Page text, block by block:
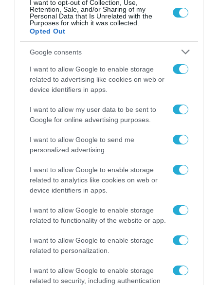
I want to opt-out of Collection, Use,
Retention, Sale, and/or Sharing of my
Personal Data that Is Unrelated with the
Purposes for which it was collected.
Opted Out
Google consents
I want to allow Google to enable storage
related to advertising like cookies on web or
device identifiers in apps.
I want to allow my user data to be sent to
Google for online advertising purposes.
I want to allow Google to send me
personalized advertising.
I want to allow Google to enable storage
related to analytics like cookies on web or
device identifiers in apps.
I want to allow Google to enable storage
related to functionality of the website or app.
I want to allow Google to enable storage
related to personalization.
I want to allow Google to enable storage
related to security, including authentication
Το τουρκικό ΥΠΕΞ θέτει θέμα «γκρίζων
ζωνών» για τα θαλάσσια πάρκα στο Αιγαίο:
«Δεν θα δεχτούμε τετελεσμένα»!
«Το καθεστώς κυριαρχίας ορισμένων νησιών,
νησίδων και βράχων είναι εκκρεμές ζήτημα»!